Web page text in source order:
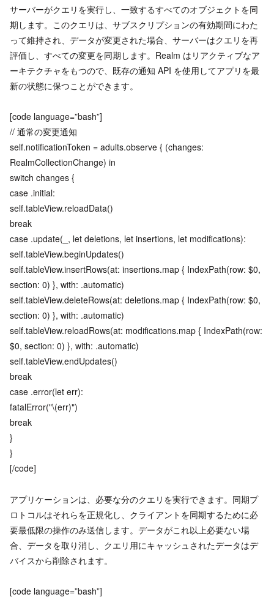
サーバーがクエリを実行し、一致するすべてのオブジェクトを同
期します。このクエリは、サブスクリプションの有効期間にわた
って維持され、データが変更された場合、サーバーはクエリを再
評価し、すべての変更を同期します。Realm はリアクティブなア
ーキテクチャをもつので、既存の通知 API を使用してアプリを最
新の状態に保つことができます。
[code language=”bash”]
// 通常の変更通知
self.notificationToken = adults.observe { (changes:
RealmCollectionChange) in
switch changes {
case .initial:
self.tableView.reloadData()
break
case .update(_, let deletions, let insertions, let modifications):
self.tableView.beginUpdates()
self.tableView.insertRows(at: insertions.map { IndexPath(row: $0,
section: 0) }, with: .automatic)
self.tableView.deleteRows(at: deletions.map { IndexPath(row: $0,
section: 0) }, with: .automatic)
self.tableView.reloadRows(at: modifications.map { IndexPath(row:
$0, section: 0) }, with: .automatic)
self.tableView.endUpdates()
break
case .error(let err):
fatalError("\(err)")
break
}
}
[/code]
アプリケーションは、必要な分のクエリを実行できます。同期プ
ロトコルはそれらを正規化し、クライアントを同期するために必
要最低限の操作のみ送信します。データがこれ以上必要ない場
合、データを取り消し、クエリ用にキャッシュされたデータはデ
バイスから削除されます。
[code language=”bash”]